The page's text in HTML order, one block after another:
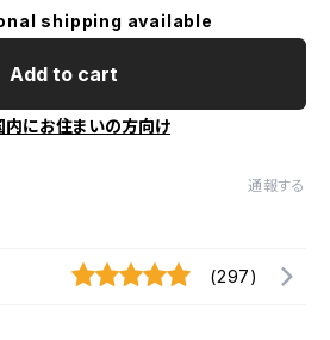
shipping available
Add to cart
内にお住まいの方向け
通報する
(297)